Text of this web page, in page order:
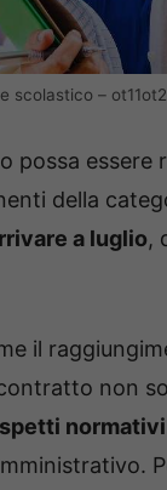
scolastico –
possa
della
a luglio,
il
non